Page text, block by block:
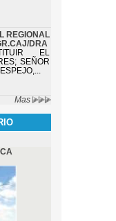
REGIONAL
DRA
EL
SEÑOR
Mas